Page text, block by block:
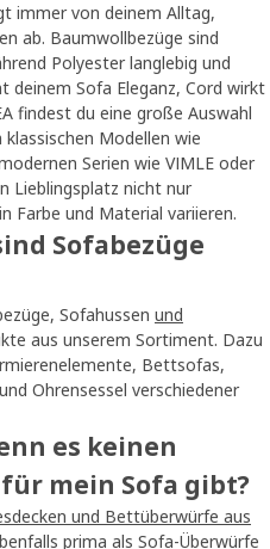
immer von deinem Alltag,
ab. Baumwollbezüge sind
Polyester langlebig und
deinem Sofa Eleganz, Cord wirkt
findest du eine große Auswahl
Modellen wie
Serien wie VIMLE oder
Lieblingsplatz nicht nur
Farbe und Material variieren.
Sofabezüge
Sofahussen und
aus unserem Sortiment. Dazu
Bettsofas,
Ohrensessel verschiedener
es keinen
mein Sofa gibt?
und Bettüberwürfe aus
prima als Sofa-Überwürfe